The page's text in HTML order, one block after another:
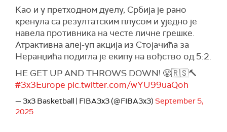
Као и у претходном дуелу, Србија је рано
кренула са резултатским плусом и уједно је
навела противника на честе личне грешке.
Атрактивна алеј-уп акција из Стојачића за
Неранџића подигла је екипу на вођство од 5:2.
HE GET UP AND THROWS DOWN! 😤🇷🇸🔨
#3x3Europe pic.twitter.com/wYU99uaQoh
— 3x3 Basketball | FIBA3x3 (@FIBA3x3) September 5,
2025